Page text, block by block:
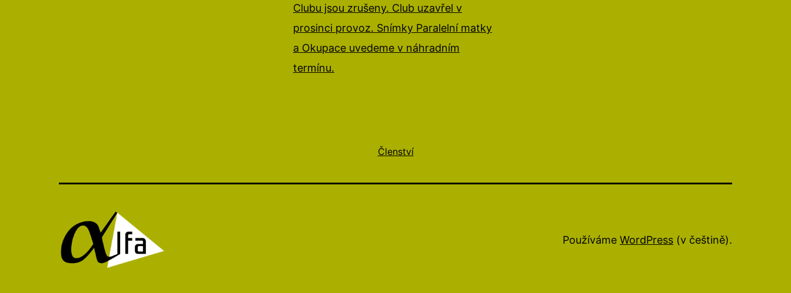
Clubu jsou zrušeny. Club uzavřel v
prosinci provoz. Snímky Paralelní matky
a Okupace uvedeme v náhradním
termínu.
Členství
Používáme WordPress (v češtině).